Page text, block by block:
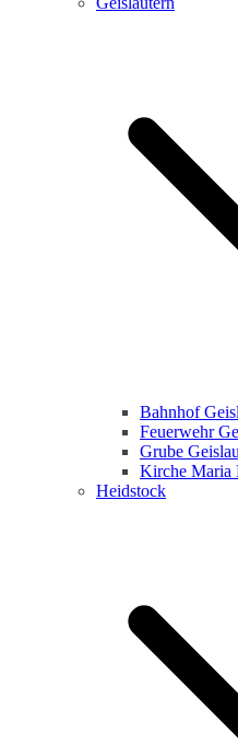
Bahnhof
Feuerwehr
Grube
Kirche Maria
Heidstock